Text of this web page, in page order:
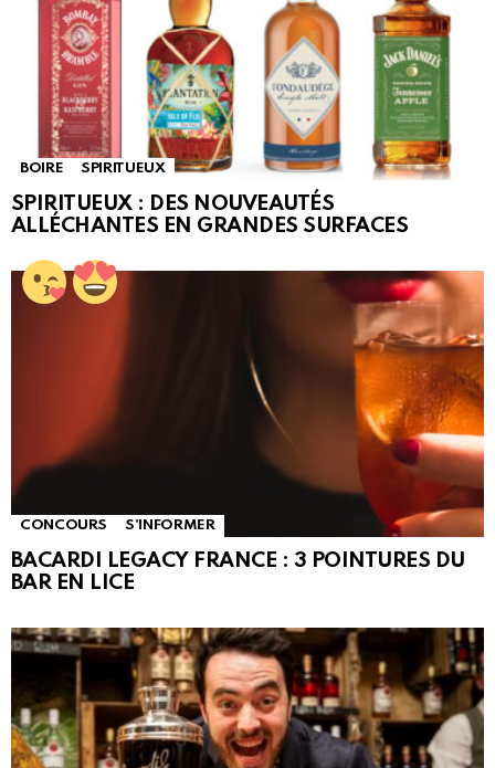
BOIRE SPIRITUEUX
SPIRITUEUX : DES NOUVEAUTÉS
ALLÉCHANTES EN GRANDES SURFACES
CONCOURS S'INFORMER
BACARDI LEGACY FRANCE : 3 POINTURES DU
BAR EN LICE